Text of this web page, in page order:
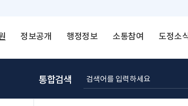
정보공개 행정정보 소통참여 도정소
통합검색